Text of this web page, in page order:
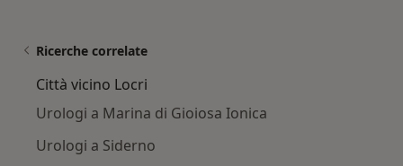
Ricerche correlate
Città vicino Locri
Urologi a Marina di Gioiosa Ionica
Urologi a Siderno